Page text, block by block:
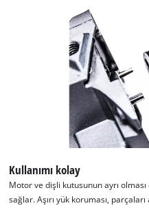
Kullanımı kolay
Motor ve dişli kutusunun ayrı olması
sağlar. Aşırı yük koruması,